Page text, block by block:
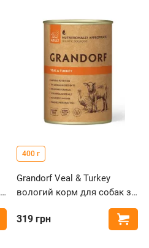
Купити
400 г
Grandorf Veal & Turkey
вологий корм для собак з
телятиною та індичкою
319 грн